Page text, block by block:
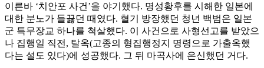
이른바 ‘치안포 사건’을 야기했다. 명성황후를 시해한 일본에
대한 분노가 들끓던 때였다. 혈기 방장했던 청년 백범은 일본
군 특무장교 하나를 척살했다. 이 사건으로 사형선고를 받았으
나 집행일 직전, 탈옥(고종의 형집행정지 명령으로 가출옥했
다는 설도 있다)에 성공했다. 그 뒤 마곡사에 은신했던 거다.